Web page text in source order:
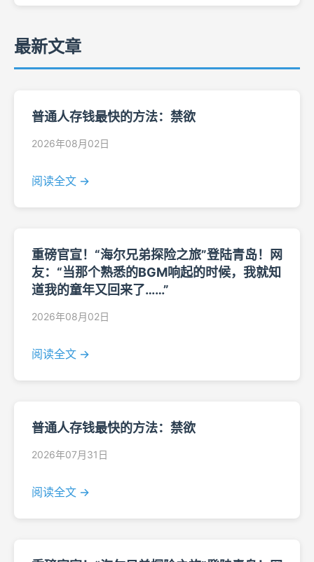
最新文章
普通人存钱最快的方法：禁欲
2026年08月02日
阅读全文 →
重磅官宣！“海尔兄弟探险之旅”登陆青岛！网
友：“当那个熟悉的BGM响起的时候，我就知
道我的童年又回来了……”
2026年08月02日
阅读全文 →
普通人存钱最快的方法：禁欲
2026年07月31日
阅读全文 →